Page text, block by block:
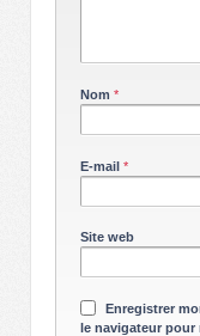
Nom *
E-mail *
Site web
Enregistrer
le navigateur pour